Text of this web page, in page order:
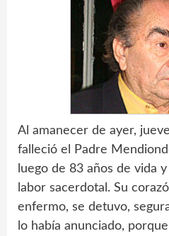
Al amanecer de ayer,
falleció el Padre
luego de 83 años de vida
labor sacerdotal. Su
enfermo, se detuvo,
lo había anunciado,